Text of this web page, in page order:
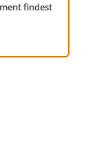
findest